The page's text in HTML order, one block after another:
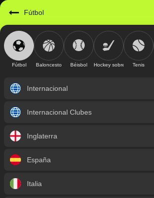
Fútbol
Fútbol Baloncesto Béisbol Hockey sobre hieloTenis
Internacional
Internacional Clubes
Inglaterra
España
Italia
https://mobile.geniusbet.sv/sport/detail/futbol?id=1